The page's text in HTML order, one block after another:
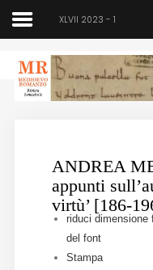
Medioevo Romanzo
Home
Chi siamo
Direzione
XLVII 2023 - 1
ANDREA
appunti
virtù’ [186-
riduci dimensione
del font
Stampa